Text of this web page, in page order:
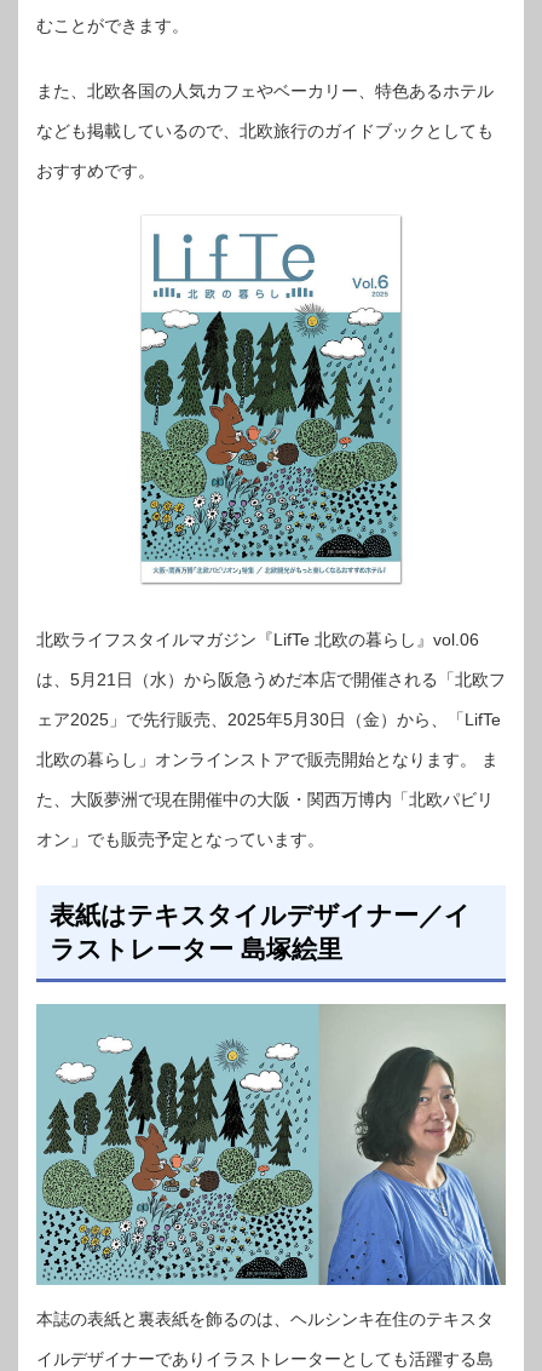
むことができます。
また、北欧各国の人気カフェやベーカリー、特色あるホテル
なども掲載しているので、北欧旅行のガイドブックとしても
おすすめです。
北欧ライフスタイルマガジン『LifTe 北欧の暮らし』vol.06
は、5月21日（水）から阪急うめだ本店で開催される「北欧フ
ェア2025」で先行販売、2025年5月30日（金）から、「LifTe
北欧の暮らし」オンラインストアで販売開始となります。 ま
た、大阪夢洲で現在開催中の大阪・関西万博内「北欧パビリ
オン」でも販売予定となっています。
表紙はテキスタイルデザイナー／イ
ラストレーター 島塚絵里
本誌の表紙と裏表紙を飾るのは、ヘルシンキ在住のテキスタ
イルデザイナーでありイラストレーターとしても活躍する島